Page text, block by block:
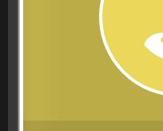
Link catatan penerimaan
dapat Anda lihat di: